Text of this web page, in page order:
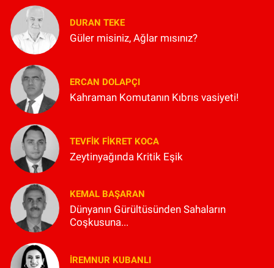
DURAN TEKE
Güler misiniz, Ağlar mısınız?
ERCAN DOLAPÇI
Kahraman Komutanın Kıbrıs vasiyeti!
TEVFIK FIKRET KOCA
Zeytinyağında Kritik Eşik
KEMAL BAŞARAN
Dünyanın Gürültüsünden Sahaların
Coşkusuna...
İREMNUR KUBANLI